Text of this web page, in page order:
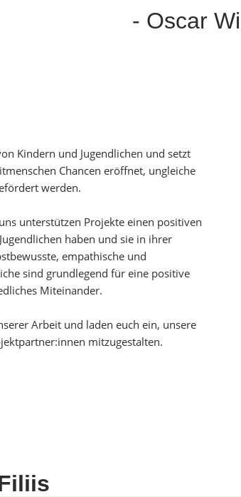
- Oscar
Kindern und Jugendlichen und setzt
Chancen eröffnet, ungleiche
werden.
unterstützen Projekte einen positiven
haben und sie in ihrer
empathische und
sind grundlegend für eine positive
Miteinander.
Arbeit und laden euch ein, unsere
mitzugestalten.